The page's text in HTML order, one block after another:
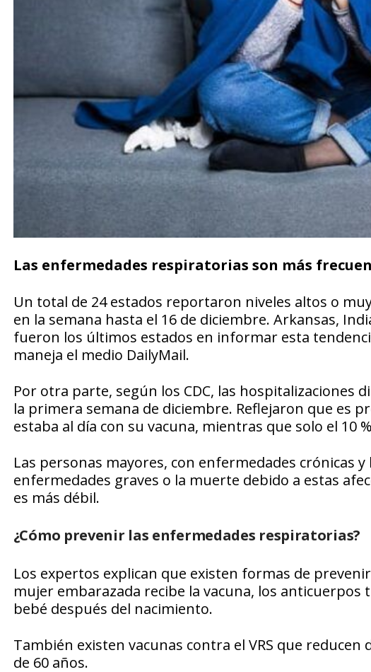
Las enfermedades respiratorias son más
Un total de 24 estados reportaron niveles altos o
en la semana hasta el 16 de diciembre. Arkansas,
fueron los últimos estados en informar esta
maneja el medio DailyMail.
Por otra parte, según los CDC, las hospitalizaciones
la primera semana de diciembre. Reflejaron que es
estaba al día con su vacuna, mientras que solo el 10
Las personas mayores, con enfermedades crónicas
enfermedades graves o la muerte debido a estas
es más débil.
¿Cómo prevenir las enfermedades respiratorias?
Los expertos explican que existen formas de
mujer embarazada recibe la vacuna, los
bebé después del nacimiento.
También existen vacunas contra el VRS que
de 60 años.